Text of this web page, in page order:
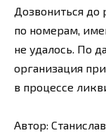
Дозвониться до
по номерам,
не удалось. По
организация
в процессе
Автор: